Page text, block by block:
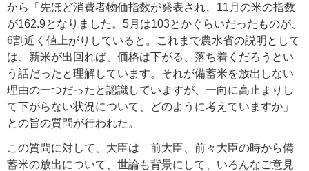
から「先ほど消費者物価指数が発表され、11月の米の指数
が162.9となりました。5月は103とかぐらいだったものが、
6割近く値上がりしていると。これまで農水省の説明として
は、新米が出回れば、価格は下がる、落ち着くだろうとい
う話だったと理解しています。それが備蓄米を放出しない
理由の一つだったと認識していますが、一向に高止まりし
て下がらない状況について、どのように考えていますか」
との旨の質問が行われた。
この質問に対して、大臣は「前大臣、前々大臣の時から備
蓄米の放出について、世論も背景にして、いろんなご意見